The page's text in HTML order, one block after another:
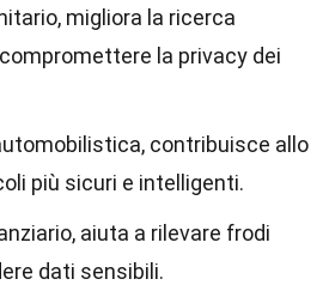
migliora la ricerca
la privacy dei
contribuisce allo
più sicuri e intelligenti.
aiuta a rilevare frodi
dati sensibili.